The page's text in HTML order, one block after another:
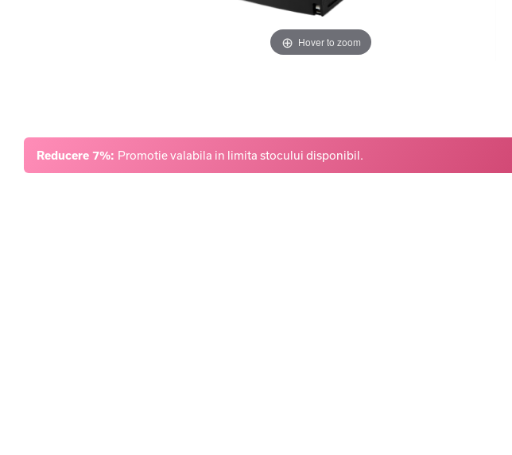
Hover to zoom
Reducere 7%: Promotie valabila in limita stocului disponibil.